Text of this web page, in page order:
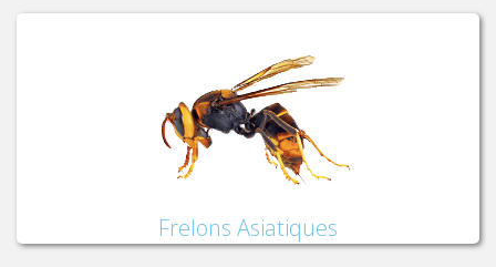
Frelons Asiatiques